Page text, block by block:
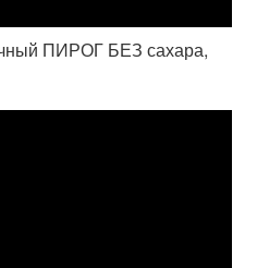
ПИРОГ БЕЗ сахара,